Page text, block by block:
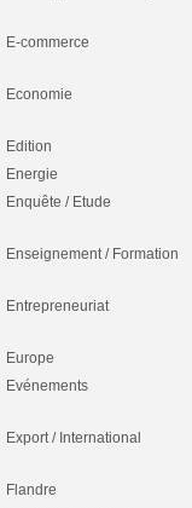
E-commerce
Economie
Edition
Energie
Enquête / Etude
Enseignement / Formation
Entrepreneuriat
Europe
Evénements
Export / International
Flandre